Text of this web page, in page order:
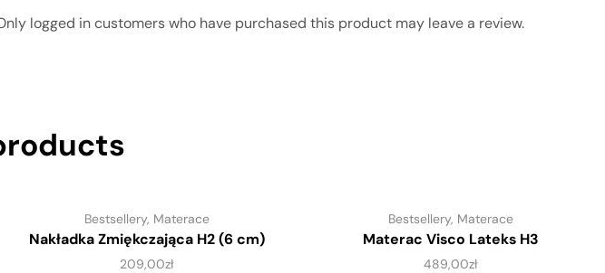
logged in customers who have purchased this product may leave a review.
Bestsellery, Materace
Nakładka Zmiękczająca H2 (6 cm)
209,00zł
Bestsellery, Materace
Materac Visco Lateks H3
489,00zł